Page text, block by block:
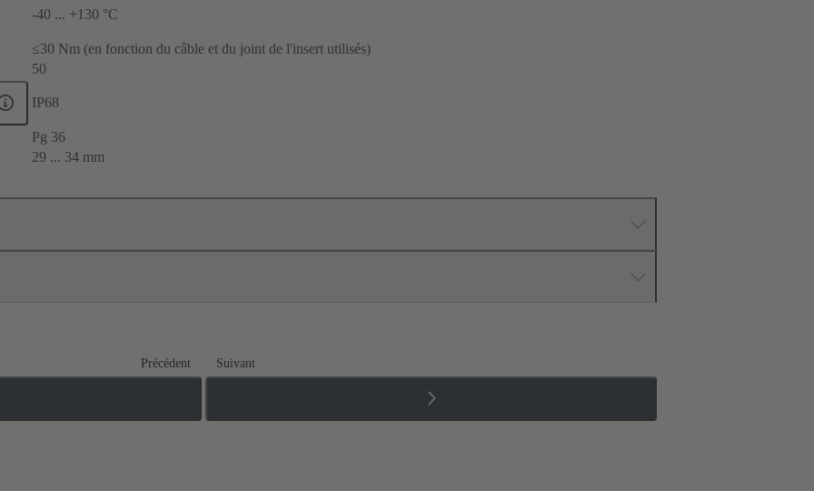
-40 ... +130 °C
≤30 Nm (en fonction du câble et du joint de l'insert utilisés)
50
IP68
Pg 36
29 ... 34 mm
Précédent Suivant